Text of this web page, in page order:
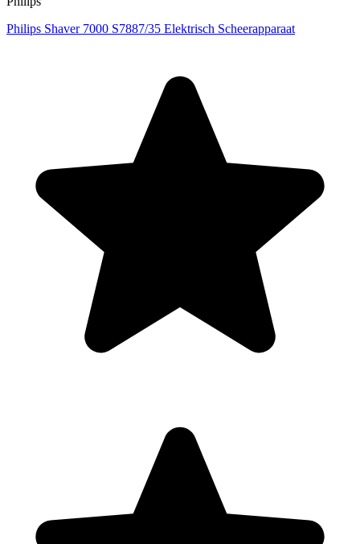
Philips Shaver 7000 S7887/35 Elektrisch Scheerapparaat